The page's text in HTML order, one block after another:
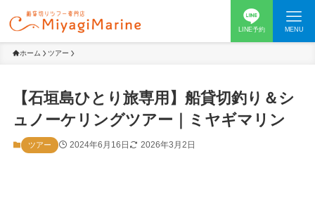
LINE予約 MENU
ホーム ツアー
【石垣島ひとり旅専用】船貸切釣り＆シ
ュノーケリングツアー｜ミヤギマリン
ツアー 2024年6月16日 2026年3月2日